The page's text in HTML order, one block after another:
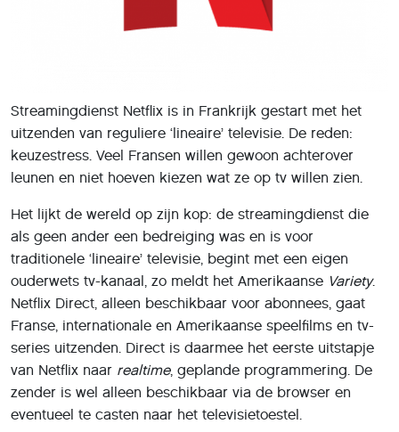
Streamingdienst Netflix is in Frankrijk gestart met het
uitzenden van reguliere ‘lineaire’ televisie. De reden:
keuzestress. Veel Fransen willen gewoon achterover
leunen en niet hoeven kiezen wat ze op tv willen zien.
Het lijkt de wereld op zijn kop: de streamingdienst die
als geen ander een bedreiging was en is voor
traditionele ‘lineaire’ televisie, begint met een eigen
ouderwets tv-kanaal, zo meldt het Amerikaanse Variety.
Netflix Direct, alleen beschikbaar voor abonnees, gaat
Franse, internationale en Amerikaanse speelfilms en tv-
series uitzenden. Direct is daarmee het eerste uitstapje
van Netflix naar realtime, geplande programmering. De
zender is wel alleen beschikbaar via de browser en
eventueel te casten naar het televisietoestel.